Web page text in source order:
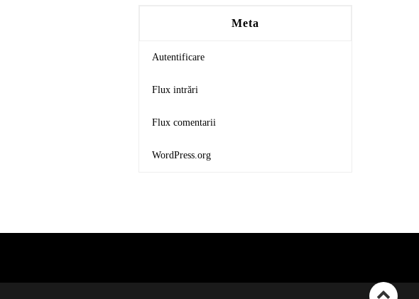
Meta
Autentificare
Flux intrări
Flux comentarii
WordPress.org